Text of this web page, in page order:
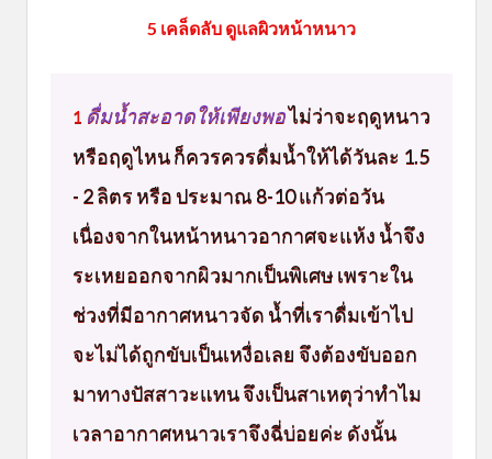
5 เคล็ดลับ ดูแลผิวหน้าหนาว
1 ดื่มน้ำสะอาดให้เพียงพอไม่ว่าจะฤดูหนาว
หรือฤดูไหน ก็ควรควรดื่มน้ำให้ได้วันละ 1.5
- 2 ลิตร หรือ ประมาณ 8-10 แก้วต่อวัน
เนื่องจากในหน้าหนาวอากาศจะแห้ง น้ำจึง
ระเหยออกจากผิวมากเป็นพิเศษ เพราะใน
ช่วงที่มีอากาศหนาวจัด น้ำที่เราดื่มเข้าไป
จะไม่ได้ถูกขับเป็นเหงื่อเลย จึงต้องขับออก
มาทางปัสสาวะแทน จึงเป็นสาเหตุว่าทำไม
เวลาอากาศหนาวเราจึงฉี่บ่อยค่ะ ดังนั้น